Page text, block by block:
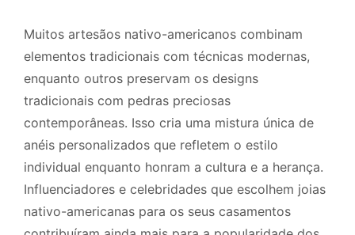
Muitos artesãos nativo-americanos combinam
elementos tradicionais com técnicas modernas,
enquanto outros preservam os designs
tradicionais com pedras preciosas
contemporâneas. Isso cria uma mistura única de
anéis personalizados que refletem o estilo
individual enquanto honram a cultura e a herança.
Influenciadores e celebridades que escolhem joias
nativo-americanas para os seus casamentos